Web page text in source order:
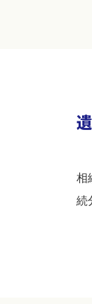
相
続